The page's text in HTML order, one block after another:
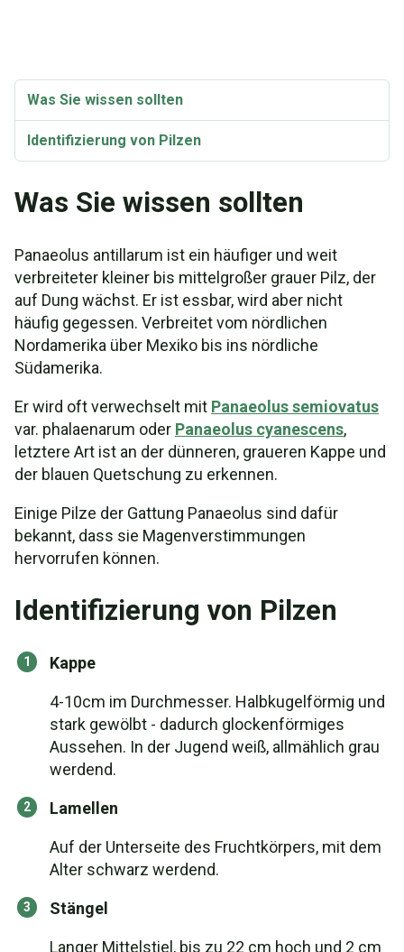
Was Sie wissen sollten
Identifizierung von Pilzen
Was Sie wissen sollten
Panaeolus antillarum ist ein häufiger und weit
verbreiteter kleiner bis mittelgroßer grauer Pilz, der
auf Dung wächst. Er ist essbar, wird aber nicht
häufig gegessen. Verbreitet vom nördlichen
Nordamerika über Mexiko bis ins nördliche
Südamerika.
Er wird oft verwechselt mit Panaeolus semiovatus
var. phalaenarum oder Panaeolus cyanescens,
letztere Art ist an der dünneren, graueren Kappe und
der blauen Quetschung zu erkennen.
Einige Pilze der Gattung Panaeolus sind dafür
bekannt, dass sie Magenverstimmungen
hervorrufen können.
Identifizierung von Pilzen
Kappe
4-10cm im Durchmesser. Halbkugelförmig und
stark gewölbt - dadurch glockenförmiges
Aussehen. In der Jugend weiß, allmählich grau
werdend.
Lamellen
Auf der Unterseite des Fruchtkörpers, mit dem
Alter schwarz werdend.
Stängel
Langer Mittelstiel, bis zu 22 cm hoch und 2 cm